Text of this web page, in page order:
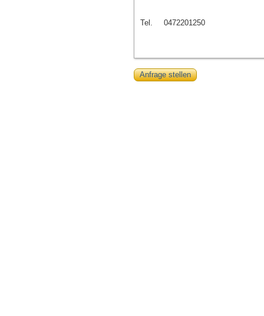
Tel. 0472201250
Anfrage stellen